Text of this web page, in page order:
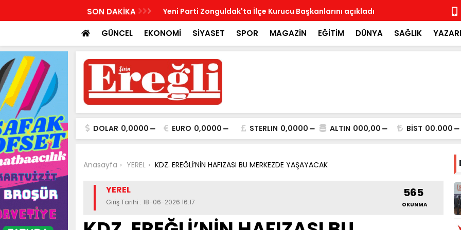
SON DAKİKA Yeni Parti Zonguldak'ta İlçe Kurucu Başkanlarını açıkladı MHP İlçe
GÜNCEL EKONOMİ SİYASET SPOR MAGAZİN EĞİTİM DÜNYA SAĞLIK
DOLAR 0,0000 EURO 0,0000 STERLIN 0,0000 ALTIN 000,00 BİST 00.000
Anasayfa YEREL KDZ. EREĞLİ’NİN HAFIZASI BU MERKEZDE YAŞAYACAK
YEREL
Giriş Tarihi : 18-06-2026 16:17
565
OKUNMA